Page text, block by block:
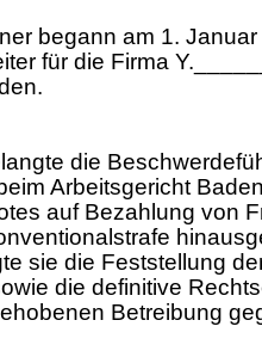
begann am 1.
für die Firma
die
Arbeitsgericht
auf Bezahlung von
sie die Feststellung
die definitive
Betreibung